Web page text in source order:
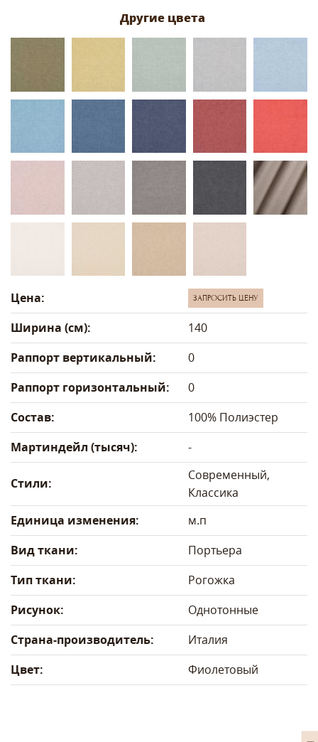
Цена: ЗАПРОСИТЬ ЦЕНУ
Ширина (см):
140
Раппорт вертикальный:
0
Раппорт горизонтальный:
0
Состав:
100% Полиэстер
Мартиндейл (тысяч):
-
Стили:
Современный,
Классика
Единица изменения:
м.п
Вид ткани:
Портьера
Тип ткани:
Рогожка
Рисунок:
Однотонные
Страна-производитель:
Италия
Цвет:
Фиолетовый